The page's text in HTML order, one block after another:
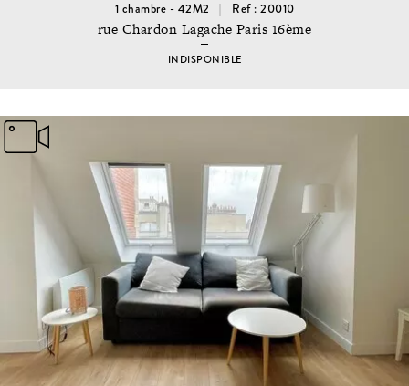
1 chambre - 42M2 Ref : 20010
rue Chardon Lagache Paris 16ème
INDISPONIBLE